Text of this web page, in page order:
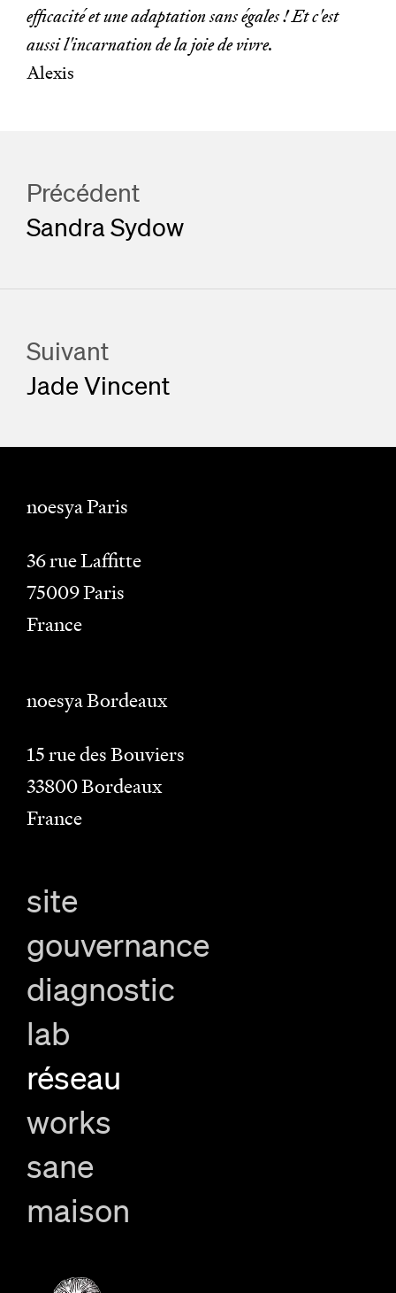
efficacité et une adaptation sans égales ! Et c'est
aussi l'incarnation de la joie de vivre.
Alexis
Précédent
Sandra Sydow
Suivant
Jade Vincent
noesya Paris
36 rue Laffitte
75009Paris
France
noesya Bordeaux
15 rue des Bouviers
33800Bordeaux
France
site
gouvernance
diagnostic
lab
réseau
works
sane
maison